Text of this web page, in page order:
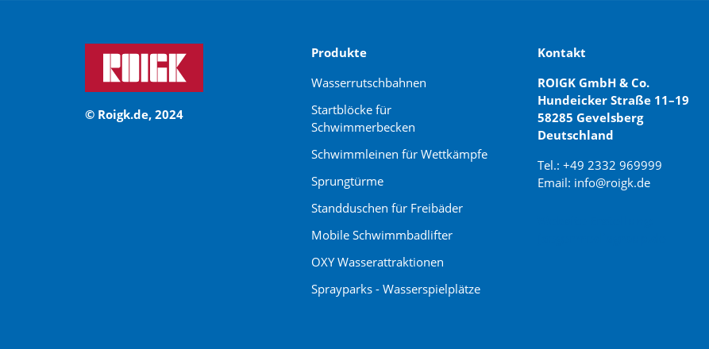
© Roigk.de, 2024
Produkte
Wasserrutschbahnen
Startblöcke für
Schwimmerbecken
Schwimmleinen für Wettkämpfe
Sprungtürme
Standduschen für Freibäder
Mobile Schwimmbadlifter
OXY Wasserattraktionen
Sprayparks - Wasserspielplätze
Kontakt
ROIGK GmbH & Co.
Hundeicker Straße 11–19
58285 Gevelsberg
Deutschland
Tel.: +49 2332 969999
Email: info@roigk.de